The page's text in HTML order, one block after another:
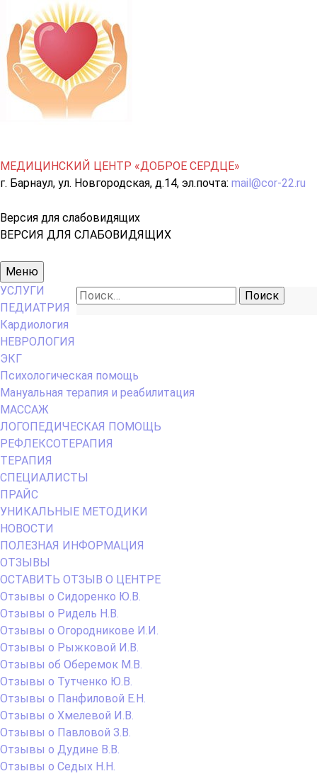
МЕДИЦИНСКИЙ ЦЕНТР «ДОБРОЕ СЕРДЦЕ»
г. Барнаул, ул. Новгородская, д.14, эл.почта: mail@cor-22.ru
Версия для слабовидящих
ВЕРСИЯ ДЛЯ СЛАБОВИДЯЩИХ
Основное
меню
Меню
Найти:
УСЛУГИ
ПЕДИАТРИЯ
Кардиология
НЕВРОЛОГИЯ
ЭКГ
Психологическая помощь
Мануальная терапия и реабилитация
МАССАЖ
ЛОГОПЕДИЧЕСКАЯ ПОМОЩЬ
РЕФЛЕКСОТЕРАПИЯ
ТЕРАПИЯ
СПЕЦИАЛИСТЫ
ПРАЙС
УНИКАЛЬНЫЕ МЕТОДИКИ
НОВОСТИ
ПОЛЕЗНАЯ ИНФОРМАЦИЯ
ОТЗЫВЫ
ОСТАВИТЬ ОТЗЫВ О ЦЕНТРЕ
Отзывы о Сидоренко Ю.В.
Отзывы о Ридель Н.В.
Отзывы о Огородникове И.И.
Отзывы о Рыжковой И.В.
Отзывы об Оберемок М.В.
Отзывы о Тутченко Ю.В.
Отзывы о Панфиловой Е.Н.
Отзывы о Хмелевой И.В.
Отзывы о Павловой З.В.
Отзывы о Дудине В.В.
Отзывы о Седых Н.Н.